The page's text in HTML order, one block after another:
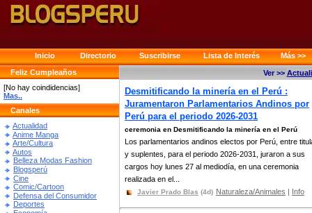
Inicio Directorio Suscribirse Lista de Interés
Más >>
Feliz Cumpleaños
[No hay coindidencias]
Mas..
Canales
Actualidad
Anime Manga
Arte/Cultura
Autos
Belleza Modas Fashion
Blogsperú
Cine
Comic/Cartoon
Defensa del Consumidor
Deportes
Ver >>
Desmitificando la minería en el Perú :
Juramentaron Parlamentarios Andinos por
Perú para el periodo 2026-2031
ceremonia en Desmitificando la minería en el Perú
Los parlamentarios andinos electos por Perú, entre
y suplentes, para el periodo 2026-2031, juraron a sus
cargos hoy lunes 27 al mediodía, en una ceremonia
realizada en el...
Javier Prado Blas (4d) Naturaleza/Animales | Info